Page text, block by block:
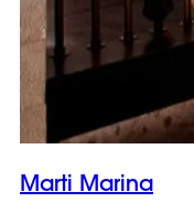
Marti Marina